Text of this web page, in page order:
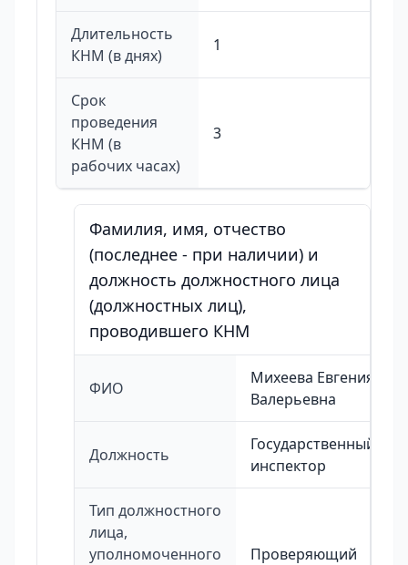
Длительность
КНМ (в днях)
1
Срок
проведения
КНМ (в
рабочих часах)
3
Фамилия, имя, отчество
(последнее - при наличии) и
должность должностного лица
(должностных лиц),
проводившего КНМ
ФИО
Михеева Евгения
Валерьевна
Должность
Государственный
инспектор
Тип должностного
лица,
уполномоченного
Проверяющий